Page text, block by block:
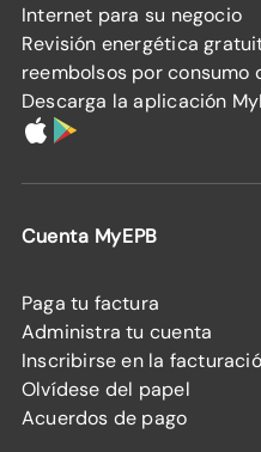
Internet para su negocio
Revisión energética
reembolsos por consumo
Descarga la aplicación
Cuenta MyEPB
Paga tu factura
Administra tu cuenta
Inscribirse en la
Olvídese del papel
Acuerdos de pago